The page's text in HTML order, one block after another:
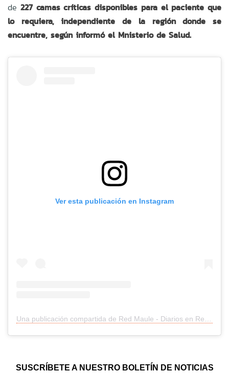
de 227 camas críticas disponibles para el paciente que
lo requiera, independiente de la región donde se
encuentre, según informó el Mnisterio de Salud.
Ver esta publicación en Instagram
Una publicación compartida de Red Maule - Diarios en Red (@redmaule)
SUSCRÍBETE A NUESTRO BOLETÍN DE NOTICIAS